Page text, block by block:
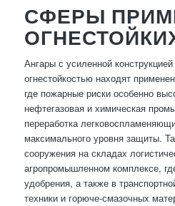
СФЕРЫ
Ангары с усиленной
огнестойкостью находят
где пожарные риски особенно
нефтегазовая и химическая
переработка
максимального уровня защиты.
сооружения на складах
агропромышленном комплексе,
удобрения, а также в
техники и горюче-смазочных